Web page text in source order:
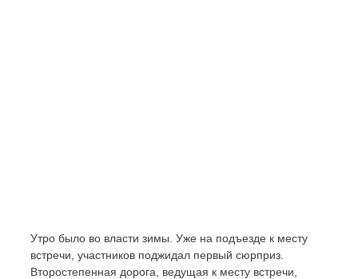
Утро было во власти зимы. Уже на подъезде к месту
встречи, участников поджидал первый сюрприз.
Второстепенная дорога, ведущая к месту встречи,